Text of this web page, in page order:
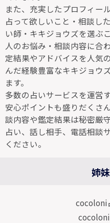
また、充実したプロフィー
占って欲しいこと・相談し
い師・キキジョウズを選ぶ
人のお悩み・相談内容に合
定結果やアドバイスを人気
んだ経験豊富なキキジョウ
ます。
多数の占いサービスを運営
安心ポイントも盛りだくさ
談内容や鑑定結果は秘密厳
占い、話し相手、電話相談
ください。
姉
cocoloni